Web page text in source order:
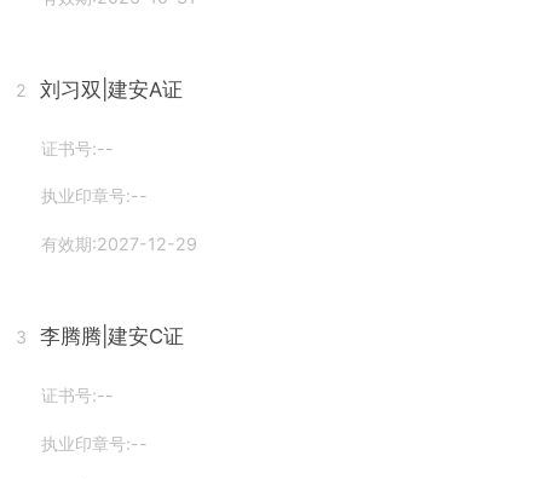
2 刘习双 |建安A证
证书号:--
执业印章号:--
有效期:2027-12-29
3 李腾腾 |建安C证
证书号:--
执业印章号:--